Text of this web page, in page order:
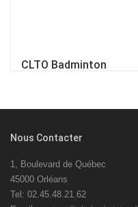
CLTO Badminton
Nous Contacter
1, Boulevard de Québec
45000 Orléans
Tel: 02.45.48.21.62